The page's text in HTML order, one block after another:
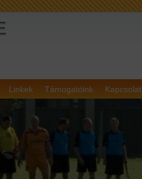
Linkek Támogatóink Kapcsolat